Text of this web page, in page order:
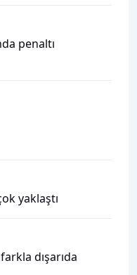
penaltı
yaklaştı
dışarıda